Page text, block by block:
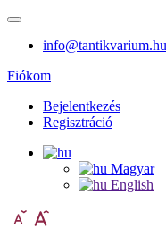
info@tantikvarium.hu
Fiókom
Bejelentkezés
Regisztráció
Magyar
English